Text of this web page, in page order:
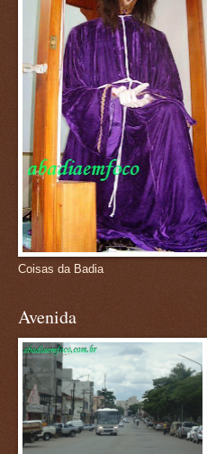
Coisas da Badia
Avenida